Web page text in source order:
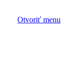
Otvoriť menu